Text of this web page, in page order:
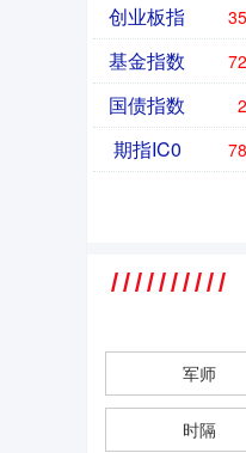
创业板指
基金指数
国债指数
期指IC0
军师
时隔